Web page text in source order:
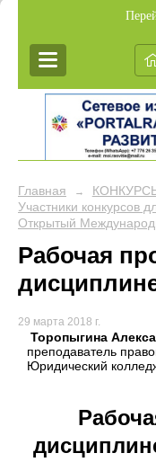
Главная →
Участники конкурсов
Открытый
Рабочая
29 марта 2018 г.
Торопыгина
преподаватель
Юридический